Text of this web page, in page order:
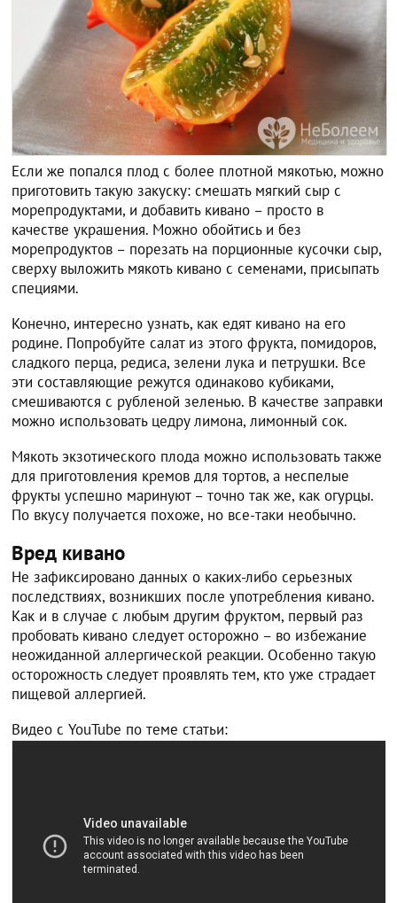
Если же попался плод с более плотной мякотью, можно
приготовить такую закуску: смешать мягкий сыр с
морепродуктами, и добавить кивано – просто в
качестве украшения. Можно обойтись и без
морепродуктов – порезать на порционные кусочки сыр,
сверху выложить мякоть кивано с семенами, присыпать
специями.
Конечно, интересно узнать, как едят кивано на его
родине. Попробуйте салат из этого фрукта, помидоров,
сладкого перца, редиса, зелени лука и петрушки. Все
эти составляющие режутся одинаково кубиками,
смешиваются с рубленой зеленью. В качестве заправки
можно использовать цедру лимона, лимонный сок.
Мякоть экзотического плода можно использовать также
для приготовления кремов для тортов, а неспелые
фрукты успешно маринуют – точно так же, как огурцы.
По вкусу получается похоже, но все-таки необычно.
Вред кивано
Не зафиксировано данных о каких-либо серьезных
последствиях, возникших после употребления кивано.
Как и в случае с любым другим фруктом, первый раз
пробовать кивано следует осторожно – во избежание
неожиданной аллергической реакции. Особенно такую
осторожность следует проявлять тем, кто уже страдает
пищевой аллергией.
Видео с YouTube по теме статьи: